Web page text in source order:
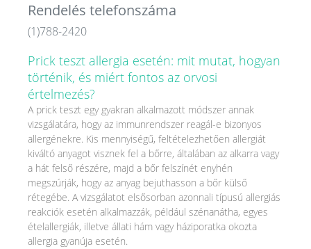
Rendelés telefonszáma
(1)788-2420
Prick teszt allergia esetén: mit mutat, hogyan
történik, és miért fontos az orvosi
értelmezés?
A prick teszt egy gyakran alkalmazott módszer annak
vizsgálatára, hogy az immunrendszer reagál-e bizonyos
allergénekre. Kis mennyiségű, feltételezhetően allergiát
kiváltó anyagot visznek fel a bőrre, általában az alkarra vagy
a hát felső részére, majd a bőr felszínét enyhén
megszúrják, hogy az anyag bejuthasson a bőr külső
rétegébe. A vizsgálatot elsősorban azonnali típusú allergiás
reakciók esetén alkalmazzák, például szénanátha, egyes
ételallergiák, illetve állati hám vagy háziporatka okozta
allergia gyanúja esetén.